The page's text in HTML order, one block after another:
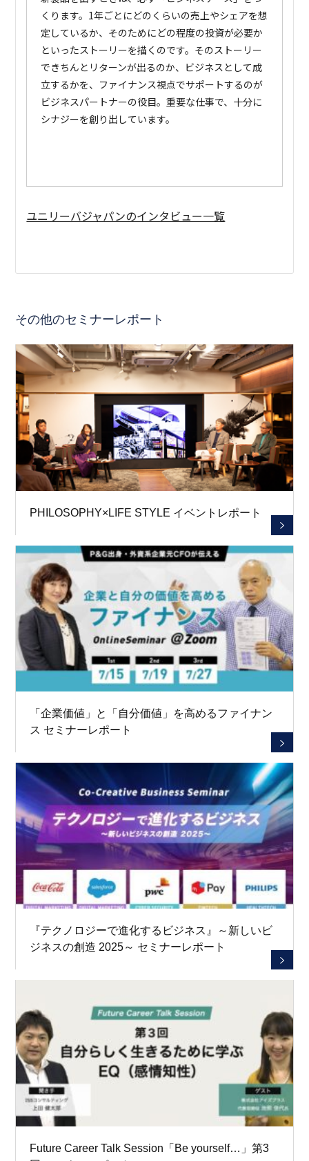
くります。1年ごとにどのくらいの売上やシェアを想
定しているか、そのためにどの程度の投資が必要か
といったストーリーを描くのです。そのストーリー
できちんとリターンが出るのか、ビジネスとして成
立するかを、ファイナンス視点でサポートするのが
ビジネスパートナーの役目。重要な仕事で、十分に
シナジーを創り出しています。
ユニリーバジャパンのインタビュー一覧
その他のセミナーレポート
PHILOSOPHY×LIFE STYLE イベントレポート
「企業価値」と「自分価値」を高めるファイナン
ス セミナーレポート
『テクノロジーで進化するビジネス』～新しいビ
ジネスの創造 2025～ セミナーレポート
Future Career Talk Session「Be yourself…」第3